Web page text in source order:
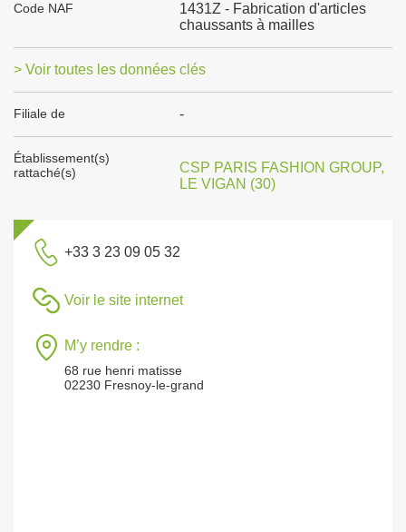
Code NAF
1431Z - Fabrication d'articles
chaussants à mailles
> Voir toutes les données clés
Filiale de -
Établissement(s)
rattaché(s)
CSP PARIS FASHION GROUP,
LE VIGAN (30)
+33 3 23 09 05 32
Voir le site internet
M’y rendre :
68 rue henri matisse
02230 Fresnoy-le-grand